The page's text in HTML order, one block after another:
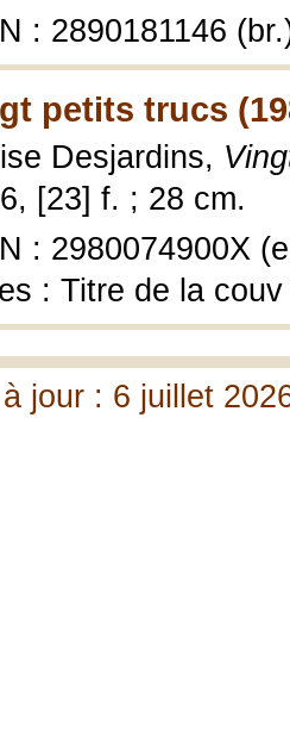
: 2890181146
petits trucs
Desjardins,
[23] f. ; 28 cm.
: 2980074900X
: Titre de la couv
jour : 6 juillet